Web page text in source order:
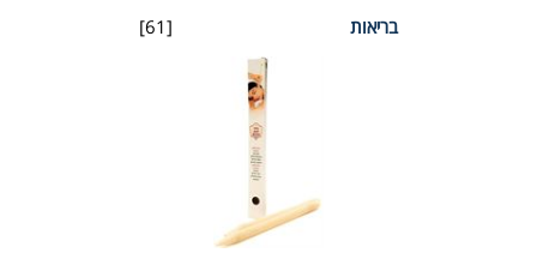
[61] בריאות